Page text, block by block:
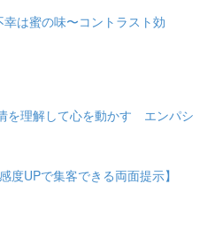
は蜜の味〜コントラスト効
を理解して心を動かす エンパシ
度UPで集客できる両面提示】